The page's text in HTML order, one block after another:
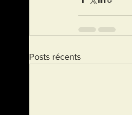
Posts récents